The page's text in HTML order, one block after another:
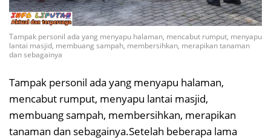
Tampak personil ada yang menyapu halaman, mencabut rumput, menyapu
lantai masjid, membuang sampah, membersihkan, merapikan tanaman
dan sebagainya
Tampak personil ada yang menyapu halaman,
mencabut rumput, menyapu lantai masjid,
membuang sampah, membersihkan, merapikan
tanaman dan sebagainya.Setelah beberapa lama